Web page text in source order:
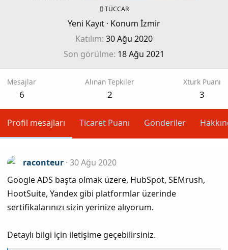
TÜCCAR
Yeni Kayıt · Konum İzmir
Katılım 30 Ağu 2020
Son görülme 18 Ağu 2021
Mesajlar
6
Alınan Tepkiler
2
Xturk Puanı
3
Profil mesajları Ticaret Puanı Gönderiler
raconteur 30 Ağu 2020
Google ADS başta olmak üzere, HubSpot, SEMrush,
HootSuite, Yandex gibi platformlar üzerinde
sertifikalarınızı sizin yerinize alıyorum.
Detaylı bilgi için iletişime geçebilirsiniz.